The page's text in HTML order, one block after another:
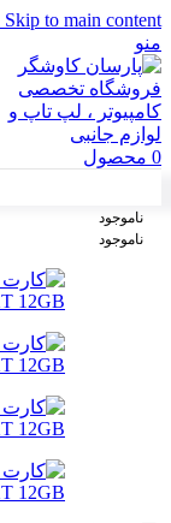
Skip to main content
منو
0 محصول
ناموجود
ناموجود